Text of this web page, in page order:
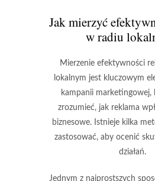
Jak mierzyć
w radiu
Mierzenie efektywności
lokalnym jest kluczowym
kampanii marketingowej,
zrozumieć, jak reklama
biznesowe. Istnieje kilka
zastosować, aby ocenić
działań.
Jednym z najprostszych